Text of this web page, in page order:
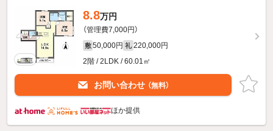
8.8万円
（管理費7,000円）
敷 50,000円 礼 220,000円
2階 / 2LDK / 60.01㎡
お問い合わせ （無料）
ほか提供